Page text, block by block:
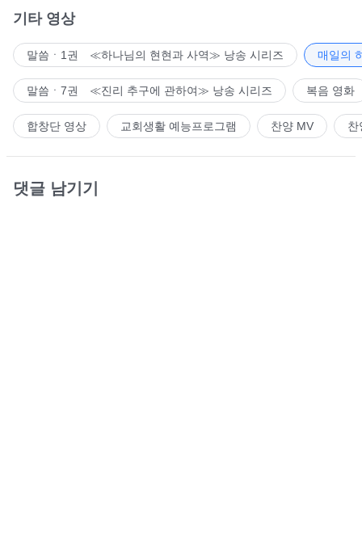
기타 영상
말씀ㆍ1권 ≪하나님의 현현과 사역≫ 낭송 시리즈 매일의
말씀ㆍ7권 ≪진리 추구에 관하여≫ 낭송 시리즈 복음 영화
합창단 영상 교회생활 예능프로그램 찬양 MV 찬
댓글 남기기